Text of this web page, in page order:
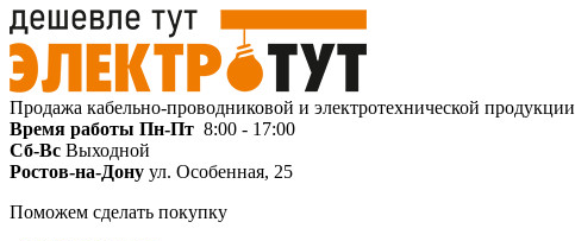
Продажа кабельно-проводниковой и электротехнической продукции
Время работы Пн-Пт 8:00 - 17:00
Сб-Вс Выходной
Ростов-на-Дону ул. Особенная, 25
Поможем сделать покупку